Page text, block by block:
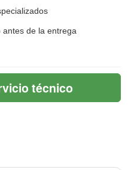
antes de la entrega
técnico